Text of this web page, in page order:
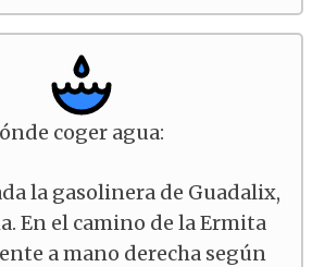
coger agua:
la gasolinera de Guadalix,
En el camino de la Ermita
a mano derecha según